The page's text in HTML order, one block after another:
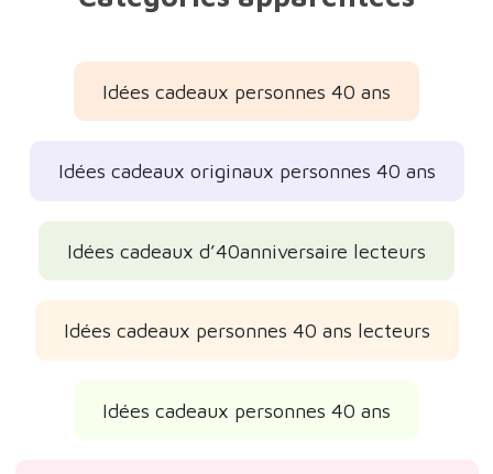
Idées cadeaux personnes 40 ans
Idées cadeaux originaux personnes 40 ans
Idées cadeaux d’40anniversaire lecteurs
Idées cadeaux personnes 40 ans lecteurs
Idées cadeaux personnes 40 ans